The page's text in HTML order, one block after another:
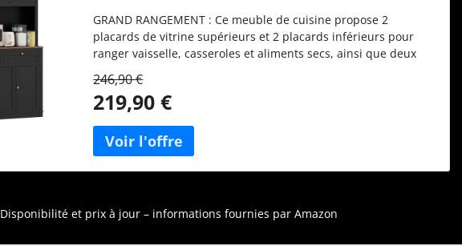
GRAND RANGEMENT : Ce meuble de cuisine propose 2
placards de vitrine supérieurs et 2 placards inférieurs pour
ranger vaisselle, casseroles et aliments secs, ainsi que deux
spacieux, doté d'un passe-câble, est parfait pour y placer des
appareils tels qu'un micro-ondes ou une machine à café.
des étagères ajustables dans notre armoire de cuisine, idéale
pour des articles volumineux tels que carafes et boîtes à pâtes.
Modifiez la disposition des étagères facilement pour optimiser
portes shaker avec de fines poignées argentées, convient
246,90 €
219,90 €
Disponibilité et prix à jour – informations fournies par Amazon